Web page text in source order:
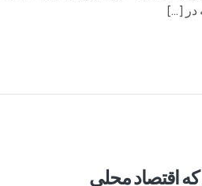
در […]
اقتصاد محلی